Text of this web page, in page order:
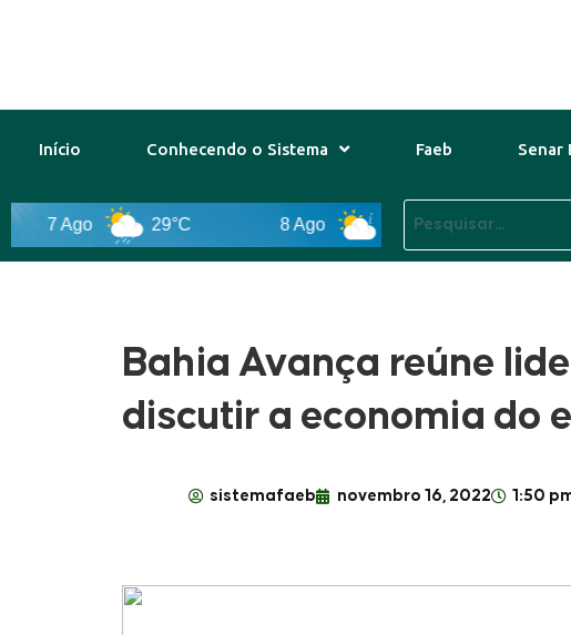
Início Conhecendo o Sistema Faeb Senar
7 Ago 29°C 8 Ago 31°C 9 Ago
Bahia Avança reúne
discutir a economia do
sistemafaeb novembro 16, 2022 1:50